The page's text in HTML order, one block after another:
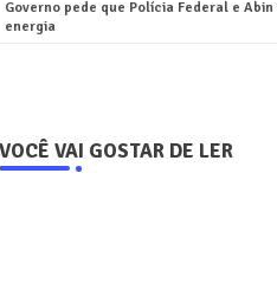
Governo pede que Polícia Federal e
energia
VOCÊ VAI GOSTAR DE LER